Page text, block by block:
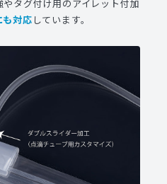
タグ付け用のアイレット付加
も対応 しています。